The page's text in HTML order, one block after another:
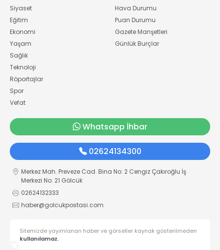
Siyaset
Eğitim
Ekonomi
Yaşam
Sağlık
Teknoloji
Röportajlar
Spor
Vefat
Hava Durumu
Puan Durumu
Gazete Manşetleri
Günlük Burçlar
Whatsapp İhbar
02624134300
Merkez Mah. Preveze Cad. Bina No: 2 Cengiz Çakıroğlu İş
Merkezi No: 21 Gölcük
02624132333
haber@golcukpostasi.com
Sitemizde yayımlanan haber ve görseller kaynak gösterilmeden
kullanılamaz.